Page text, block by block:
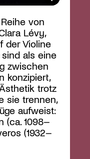
von
Lévy,
der Violine
als eine
zwischen
konzipiert,
trotz
sie trennen,
aufweist:
(ca. 1098–
(1932–